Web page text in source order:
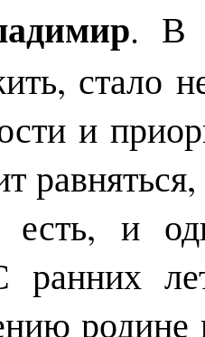
. В
стало
и
есть, и
ранних
родине